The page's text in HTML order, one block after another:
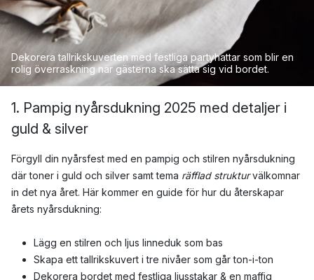
Dekorera tallrikskuverten med festliga partyhattar som blir en
rolig överraskning när gästerna ska sätta sig vid bordet.
1. Pampig nyårsdukning 2025 med detaljer i
guld & silver
Förgyll din nyårsfest med en pampig och stilren nyårsdukning
där toner i guld och silver samt tema räfflad strukturvälkomnar
in det nya året. Här kommer en guide för hur du återskapar
årets nyårsdukning:
Lägg en stilren och ljus linneduk som bas
Skapa ett tallrikskuvert i tre nivåer som går ton-i-ton
Dekorera bordet med festliga ljusstakar & en maffig